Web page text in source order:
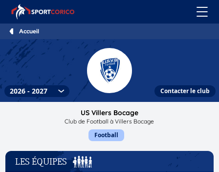
Accueil
Contacter le club
US Villers Bocage
Club de Football à Villers Bocage
Football
LES ÉQUIPES